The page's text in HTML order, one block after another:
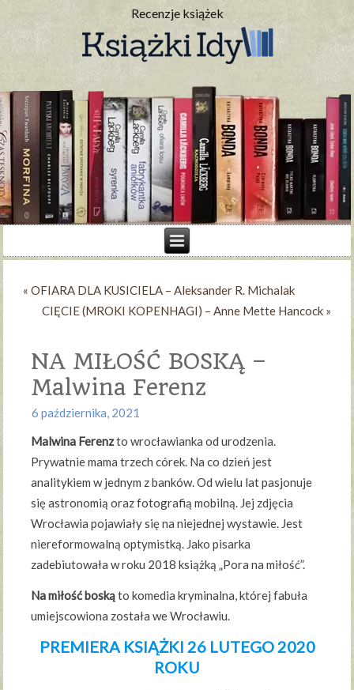
Recenzje książek
«OFIARA DLA KUSICIELA – Aleksander R. Michalak
CIĘCIE (MROKI KOPENHAGI) – Anne Mette Hancock»
NA MIŁOŚĆ BOSKĄ –
Malwina Ferenz
6 października, 2021
Malwina Ferenzto wrocławianka od urodzenia.
Prywatnie mama trzech córek. Na co dzień jest
analitykiem w jednym z banków. Od wielu lat pasjonuje
się astronomią oraz fotografią mobilną. Jej zdjęcia
Wrocławia pojawiały się na niejednej wystawie. Jest
niereformowalną optymistką. Jako pisarka
zadebiutowała w roku 2018 książką „Pora na miłość”.
Na miłość boskąto komedia kryminalna, której fabuła
umiejscowiona została we Wrocławiu.
PREMIERA KSIĄŻKI 26 LUTEGO 2020
ROKU